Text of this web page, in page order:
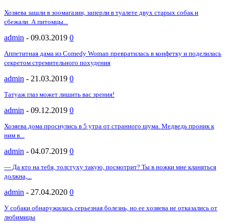
Хозяева зашли в зоомагазин, заперли в туалете двух старых собак и
сбежали. А питомцы...
admin - 09.03.2019 0
Аппетитная дама из Comedy Woman превратилась в конфетку и поделилась
секретом стремительного похудения
admin - 21.03.2019 0
Татуаж глаз может лишить вас зрения!
admin - 09.12.2019 0
Хозяева дома проснулись в 5 утра от странного шума. Медведь проник к
ним в...
admin - 04.07.2019 0
— Да кто на тебя, толстуху такую, посмотрит? Ты в ножки мне кланяться
должна,...
admin - 27.04.2020 0
У собаки обнаружилась серьезная болезнь, но ее хозяева не отказались от
любимицы